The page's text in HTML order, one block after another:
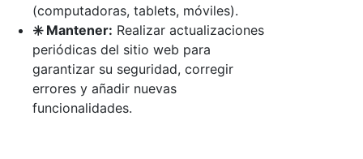
(computadoras, tablets, móviles).
✳️ Mantener: Realizar actualizaciones
periódicas del sitio web para
garantizar su seguridad, corregir
errores y añadir nuevas
funcionalidades.